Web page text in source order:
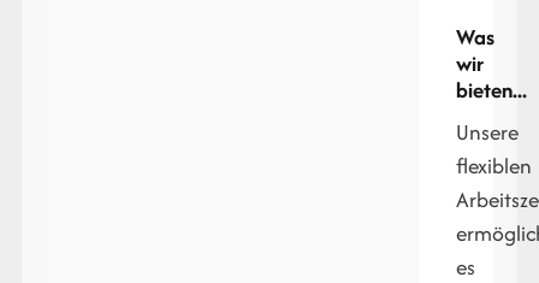
Was
wir
bieten...
Unsere
flexiblen
es